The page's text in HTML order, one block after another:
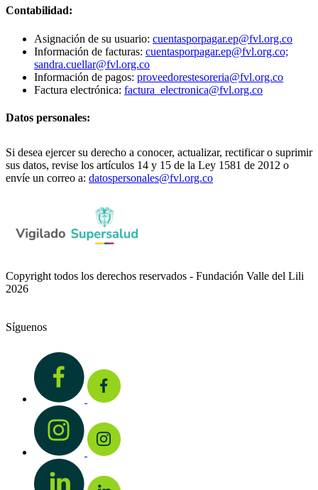
Contabilidad:
Asignación de su usuario: cuentasporpagar.ep@fvl.org.co
Información de facturas: cuentasporpagar.ep@fvl.org.co;
sandra.cuellar@fvl.org.co
Información de pagos: proveedorestesoreria@fvl.org.co
Factura electrónica: factura_electronica@fvl.org.co
Datos personales:
Si desea ejercer su derecho a conocer, actualizar, rectificar o suprimir
sus datos, revise los artículos 14 y 15 de la Ley 1581 de 2012 o
envíe un correo a: datospersonales@fvl.org.co
Copyright todos los derechos reservados - Fundación Valle del Lili
2026
Síguenos